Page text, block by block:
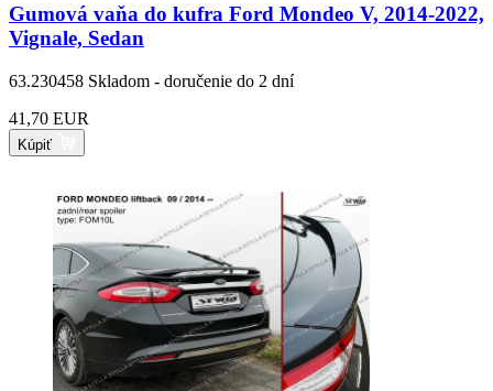
Gumová vaňa do kufra Ford Mondeo V, 2014-2022,
Vignale, Sedan
63.230458 Skladom - doručenie do 2 dní
41,70 EUR
Kúpiť